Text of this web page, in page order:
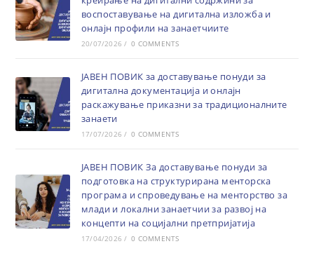
воспоставување на дигитална изложба и
онлајн профили на занаетчиите
20/07/2026 / 0 COMMENTS
ЈАВЕН ПОВИК за доставување понуди за
дигитална документација и онлајн
раскажување приказни за традиционалните
занаети
17/07/2026 / 0 COMMENTS
ЈАВЕН ПОВИК За доставување понуди за
подготовка на структурирана менторска
програма и спроведување на менторство за
млади и локални занаетчии за развој на
концепти на социјални претпријатија
17/04/2026 / 0 COMMENTS